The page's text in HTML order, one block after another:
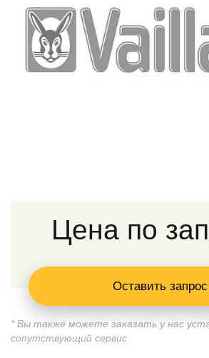
Цена по
Оставить запрос
* Вы также можете заказать у нас
сопутствующий сервис